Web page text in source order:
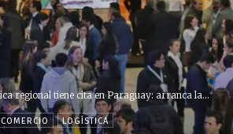
regional tiene cita en Paraguay: arranca la...
COMERCIO LOGÍSTICA